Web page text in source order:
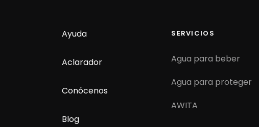
Ayuda
Aclarador
Conócenos
Blog
SERVICIOS
Agua para beber
Agua para proteger
AWITA